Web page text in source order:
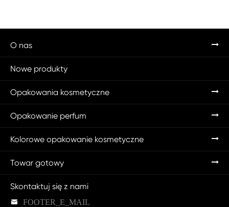
O nas
Nowe produkty
Opakowania kosmetyczne
Opakowanie perfum
Kolorowe opakowanie kosmetyczne
Towar gotowy
Skontaktuj się z nami
 FOOTER_E_MAIL